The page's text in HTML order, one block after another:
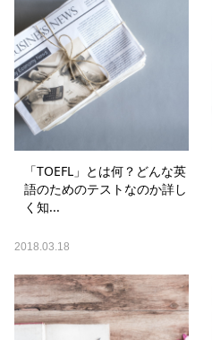
「TOEFL」とは何？どんな英
語のためのテストなのか詳し
く知...
2018.03.18